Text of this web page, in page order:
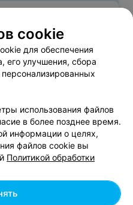
в Барановичах
- цена в
cookie
для обеспечения
его улучшения, сбора
использования файлов
в более позднее время.
информации о целях,
файлов cookie вы
Политикой обработки